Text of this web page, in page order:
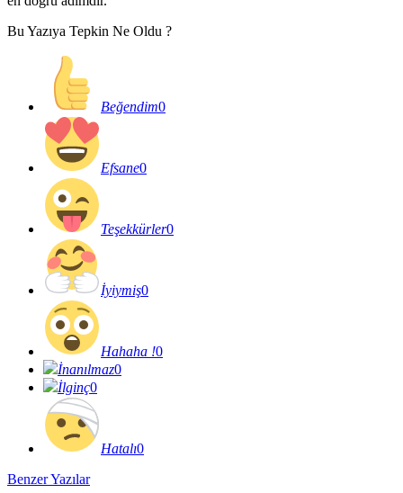
Bu Yazıya Tepkin Ne Oldu ?
Beğendim0
Efsane0
Teşekkürler0
İyiymiş0
Hahaha !0
İnanılmaz0
İlginç0
Hatalı0
Benzer Yazılar